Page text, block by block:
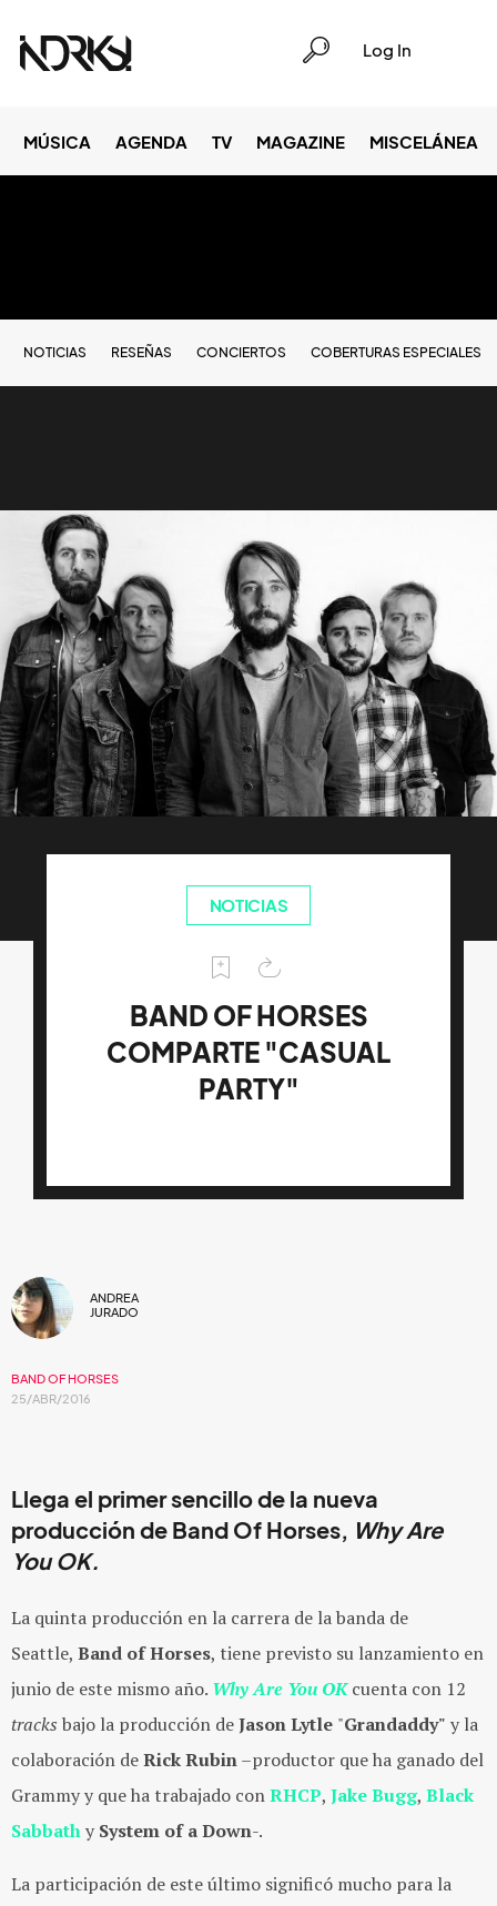
Log In
MÚSICA AGENDA TV MAGAZINE MISCELÁNEA
NOTICIAS RESEÑAS CONCIERTOS COBERTURAS ESPECIALES
NOTICIAS
BAND OF HORSES
COMPARTE "CASUAL
PARTY"
ANDREA
JURADO
BAND OF HORSES
25/ABR/2016
Llega el primer sencillo de la nueva
producción de Band Of Horses, Why Are
You OK.
La quinta producción en la carrera de la banda de
Seattle, Band of Horses, tiene previsto su lanzamiento en
junio de este mismo año. Why Are You OK cuenta con 12
tracks bajo la producción deJason Lytle "Grandaddy" y la
colaboración deRick Rubin–productor que ha ganado del
Grammy y que ha trabajado conRHCP, Jake Bugg, Black
Sabbathy System of a Down-.
La participación de este último significó mucho para la